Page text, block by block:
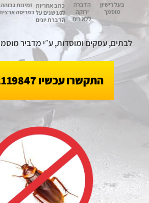
בעל רישיון
מוסמך
הדברה
ירוקה
ללא ריח
כתב אחריות
ל10 שנים על
הדברת יונים
זמינות גבוהה
בפריסה
לבתים, עסקים ומוסדות, ע״י מדביר
התקשרו עכשיו 055-2119847